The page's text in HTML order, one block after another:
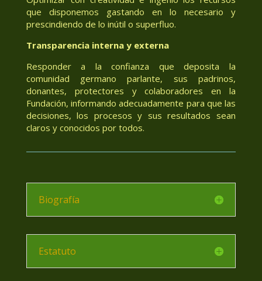
que disponemos gastando en lo necesario y
prescindiendo de lo inútil o superfluo.
Transparencia interna y externa
Responder a la confianza que deposita la
comunidad germano parlante, sus padrinos,
donantes, protectores y colaboradores en la
Fundación, informando adecuadamente para que las
decisiones, los procesos y sus resultados sean
claros y conocidos por todos.
Biografía
Estatuto